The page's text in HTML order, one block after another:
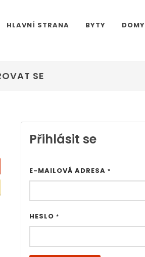
HLAVNÍ STRANA BYTY DOMY
SE
Přihlásit se
E-MAILOVÁ ADRESA *
HESLO *